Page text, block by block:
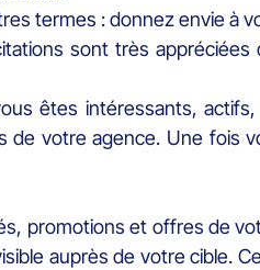
termes : donnez envie à
sont très
êtes intéressants,
votre agence. Une fois
promotions et offres de
auprès de votre cible.